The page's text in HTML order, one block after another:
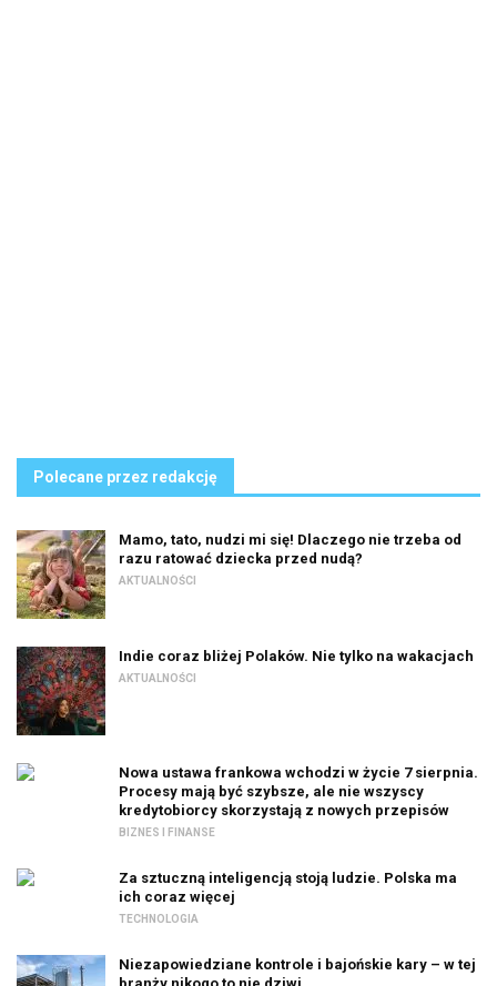
Polecane przez redakcję
Mamo, tato, nudzi mi się! Dlaczego nie trzeba od
razu ratować dziecka przed nudą?
AKTUALNOŚCI
Indie coraz bliżej Polaków. Nie tylko na wakacjach
AKTUALNOŚCI
Nowa ustawa frankowa wchodzi w życie 7 sierpnia.
Procesy mają być szybsze, ale nie wszyscy
kredytobiorcy skorzystają z nowych przepisów
BIZNES I FINANSE
Za sztuczną inteligencją stoją ludzie. Polska ma
ich coraz więcej
TECHNOLOGIA
Niezapowiedziane kontrole i bajońskie kary – w tej